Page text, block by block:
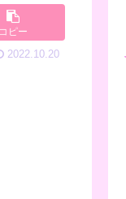
コピー
2022.10.20